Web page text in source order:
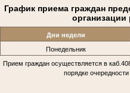
График приема граждан
Дни недели
Понедельник
Прием граждан осуществляется в
порядке